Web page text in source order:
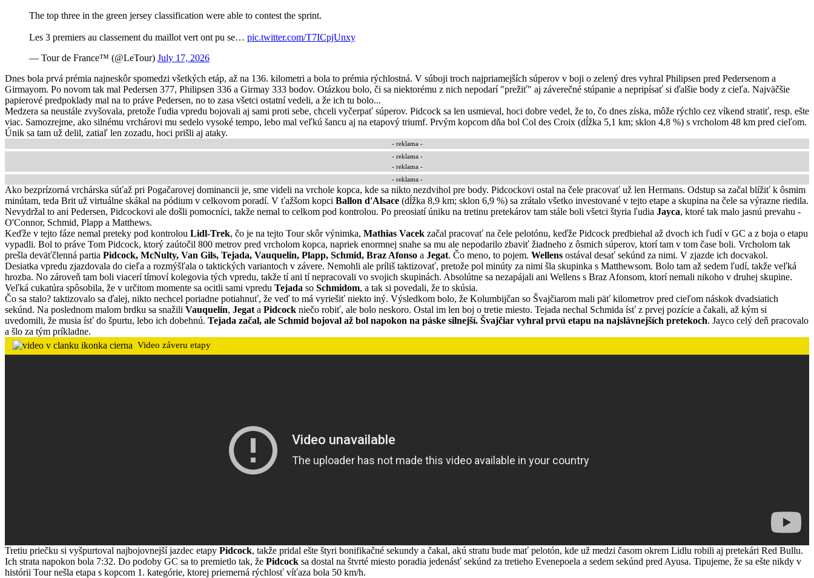
The top three in the green jersey classification were able to contest the sprint.
Les 3 premiers au classement du maillot vert ont pu se… pic.twitter.com/T7ICpjUnxy
— Tour de France™ (@LeTour) July 17, 2026
Dnes bola prvá prémia najneskôr spomedzi všetkých etáp, až na 136. kilometri a bola to prémia rýchlostná. V súboji troch najpriamejších súperov v boji o zelený dres vyhral Philipsen pred Pedersenom a
Girmayom. Po novom tak mal Pedersen 377, Philipsen 336 a Girmay 333 bodov. Otázkou bolo, či sa niektorému z nich nepodarí "prežiť" aj záverečné stúpanie a nepripísať si ďalšie body z cieľa. Najväčšie
papierové predpoklady mal na to práve Pedersen, no to zasa všetci ostatní vedeli, a že ich tu bolo...
Medzera sa neustále zvyšovala, pretože ľudia vpredu bojovali aj sami proti sebe, chceli vyčerpať súperov. Pidcock sa len usmieval, hoci dobre vedel, že to, čo dnes získa, môže rýchlo cez víkend stratiť, resp. ešte
viac. Samozrejme, ako silnému vrchárovi mu sedelo vysoké tempo, lebo mal veľkú šancu aj na etapový triumf. Prvým kopcom dňa bol Col des Croix (dĺžka 5,1 km; sklon 4,8 %) s vrcholom 48 km pred cieľom.
Únik sa tam už delil, zatiaľ len zozadu, hoci prišli aj ataky.
- reklama -
- reklama-
- reklama -
- reklama-
Ako bezprízorná vrchárska súťaž pri Pogačarovej dominancii je, sme videli na vrchole kopca, kde sa nikto nezdvihol pre body. Pidcockovi ostal na čele pracovať už len Hermans. Odstup sa začal blížiť k ôsmim
minútam, teda Brit už virtuálne skákal na pódium v celkovom poradí. V ťažšom kopci Ballon d'Alsace (dĺžka 8,9 km; sklon 6,9 %) sa zrátalo všetko investované v tejto etape a skupina na čele sa výrazne riedila.
Nevydržal to ani Pedersen, Pidcockovi ale došli pomocníci, takže nemal to celkom pod kontrolou. Po preosiatí úniku na tretinu pretekárov tam stále boli všetci štyria ľudia Jayca, ktoré tak malo jasnú prevahu -
O'Connor, Schmid, Plapp a Matthews.
Keďže v tejto fáze nemal preteky pod kontrolou Lidl-Trek, čo je na tejto Tour skôr výnimka, Mathias Vacek začal pracovať na čele pelotónu, keďže Pidcock predbiehal až dvoch ich ľudí v GC a z boja o etapu
vypadli. Bol to práve Tom Pidcock, ktorý zaútočil 800 metrov pred vrcholom kopca, napriek enormnej snahe sa mu ale nepodarilo zbaviť žiadneho z ôsmich súperov, ktorí tam v tom čase boli. Vrcholom tak
prešla deväťčlenná partia Pidcock, McNulty, Van Gils, Tejada, Vauquelin, Plapp, Schmid, Braz Afonso a Jegat. Čo meno, to pojem. Wellens ostával desať sekúnd za nimi. V zjazde ich docvakol.
Desiatka vpredu zjazdovala do cieľa a rozmýšľala o taktických variantoch v závere. Nemohli ale príliš taktizovať, pretože pol minúty za nimi šla skupinka s Matthewsom. Bolo tam až sedem ľudí, takže veľká
hrozba. No zároveň tam boli viacerí tímoví kolegovia tých vpredu, takže tí ani tí nepracovali vo svojich skupinách. Absolútne sa nezapájali ani Wellens s Braz Afonsom, ktorí nemali nikoho v druhej skupine.
Veľká cukatúra spôsobila, že v určitom momente sa ocitli sami vpredu Tejada so Schmidom, a tak si povedali, že to skúsia.
Čo sa stalo? taktizovalo sa ďalej, nikto nechcel poriadne potiahnuť, že veď to má vyriešiť niekto iný. Výsledkom bolo, že Kolumbijčan so Švajčiarom mali päť kilometrov pred cieľom náskok dvadsiatich
sekúnd. Na poslednom malom brdku sa snažili Vauquelin, Jegat a Pidcock niečo robiť, ale bolo neskoro. Ostal im len boj o tretie miesto. Tejada nechal Schmida ísť z prvej pozície a čakali, až kým si
uvedomili, že musia ísť do špurtu, lebo ich dobehnú. Tejada začal, ale Schmid bojoval až bol napokon na páske silnejší. Švajčiar vyhral prvú etapu na najslávnejších pretekoch. Jayco celý deň pracovalo
a šlo za tým príkladne.
Video záveru etapy
Tretiu priečku si vyšpurtoval najbojovnejší jazdec etapy Pidcock, takže pridal ešte štyri bonifikačné sekundy a čakal, akú stratu bude mať pelotón, kde už medzi časom okrem Lidlu robili aj pretekári Red Bullu.
Ich strata napokon bola 7:32. Do podoby GC sa to premietlo tak, že Pidcock sa dostal na štvrté miesto poradia jedenásť sekúnd za tretieho Evenepoela a sedem sekúnd pred Ayusa. Tipujeme, že sa ešte nikdy v
histórii Tour nešla etapa s kopcom 1. kategórie, ktorej priemerná rýchlosť víťaza bola 50 km/h.